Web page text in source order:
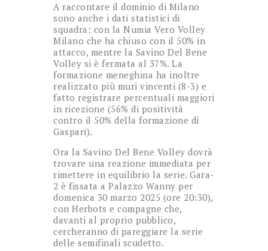
A raccontare il dominio di Milano
sono anche i dati statistici di
squadra: con la Numia Vero Volley
Milano che ha chiuso con il 50% in
attacco, mentre la Savino Del Bene
Volley si è fermata al 37%. La
formazione meneghina ha inoltre
realizzato più muri vincenti (8-3) e
fatto registrare percentuali maggiori
in ricezione (56% di positività
contro il 50% della formazione di
Gaspari).
Ora la Savino Del Bene Volley dovrà
trovare una reazione immediata per
rimettere in equilibrio la serie. Gara-
2 è fissata a Palazzo Wanny per
domenica 30 marzo 2025 (ore 20:30),
con Herbots e compagne che,
davanti al proprio pubblico,
cercheranno di pareggiare la serie
delle semifinali scudetto.